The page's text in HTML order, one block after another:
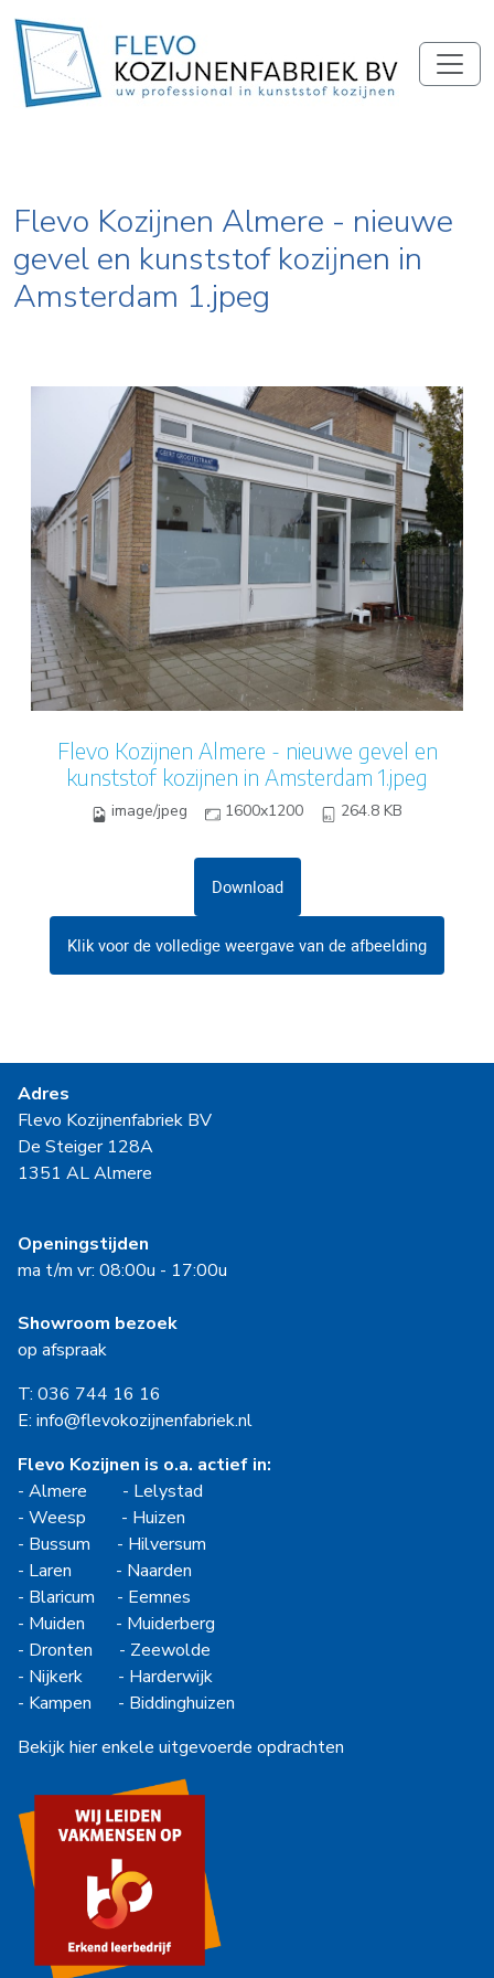
Flevo Kozijnen Almere - nieuwe
gevel en kunststof kozijnen in
Amsterdam 1.jpeg
Flevo Kozijnen Almere - nieuwe gevel en
kunststof kozijnen in Amsterdam 1.jpeg
image/jpeg 1600x1200 264.8 KB
Download
Klik voor de volledige weergave van de afbeelding
Adres
Flevo Kozijnenfabriek BV
De Steiger 128A
1351 AL Almere
Openingstijden
ma t/m vr: 08:00u - 17:00u
Showroom bezoek
op afspraak
T: 036 744 16 16
E: info@flevokozijnenfabriek.nl
Flevo Kozijnen is o.a. actief in:
- Almere - Lelystad
- Weesp - Huizen
- Bussum - Hilversum
- Laren - Naarden
- Blaricum - Eemnes
- Muiden - Muiderberg
- Dronten - Zeewolde
- Nijkerk - Harderwijk
- Kampen - Biddinghuizen
Bekijk hier enkele uitgevoerde opdrachten